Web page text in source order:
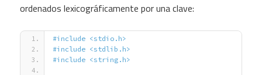
ordenados lexicográficamente por una clave:
#include <stdio.h>
#include <stdlib.h>
#include <string.h>